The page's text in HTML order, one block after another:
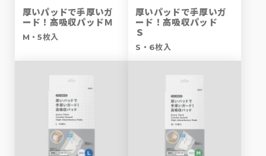
厚いパッドで手厚いガ
ード！高吸収パッドＭ
M・5枚入
厚いパッドで手厚いガ
ード！高吸収パッド
Ｓ
S・6枚入